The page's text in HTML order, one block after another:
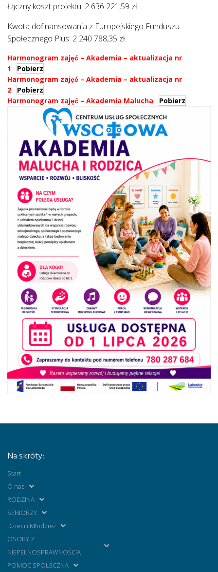
Łączny koszt projektu: 2 636 221,59 zł
Kwota dofinansowania z Europejskiego Funduszu
Społecznego Plus: 2 240 788,35 zł.
Harmonogram zajęć – Akademia – aktualizacja nr
1
Pobierz
Harmonogram zajęć – Akademia – aktualizacja nr
2
Pobierz
Harmonogram zajęć – Akademia Malucha
Pobierz
Na skróty:
Start
O nas
RODZINA
SENIORZY
Dzieci i Młodzież
OSOBY Z
NIEPEŁNOSPRAWNOŚCIĄ
POMOC SPOŁECZNA